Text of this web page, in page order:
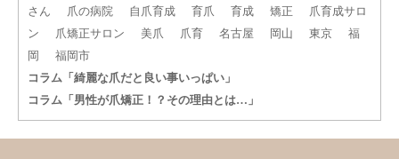
さん
爪の病院 自爪育成 育爪 育成 矯正
爪育成サロ
ン
爪矯正サロン 美爪 爪育 名古屋 岡山 東京
福
岡
福岡市
コラム「綺麗な爪だと良い事いっぱい」
コラム「男性が爪矯正！？その理由とは…」